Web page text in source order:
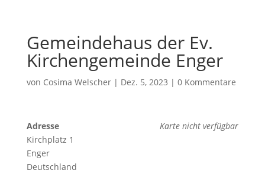
Gemeindehaus der Ev.
Kirchengemeinde Enger
von Cosima Welscher| Dez. 5, 2023 | 0 Kommentare
Karte nicht verfügbar
Adresse
Kirchplatz 1
Enger
Deutschland